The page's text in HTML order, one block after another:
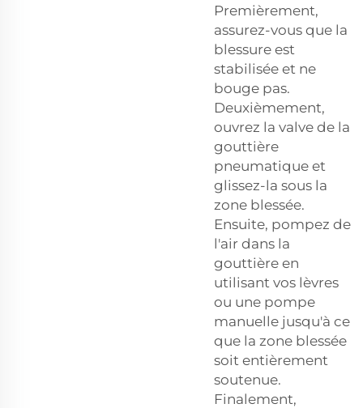
Premièrement,
assurez-vous que la
blessure est
stabilisée et ne
bouge pas.
Deuxièmement,
ouvrez la valve de la
gouttière
pneumatique et
glissez-la sous la
zone blessée.
Ensuite, pompez de
l'air dans la
gouttière en
utilisant vos lèvres
ou une pompe
manuelle jusqu'à ce
que la zone blessée
soit entièrement
soutenue.
Finalement,